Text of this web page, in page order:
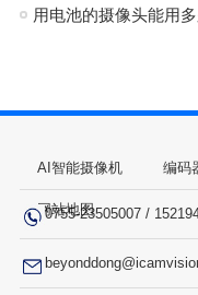
用电池的摄像头能用多
AI智能摄像机 编码
网站地图
0755-23505007 /